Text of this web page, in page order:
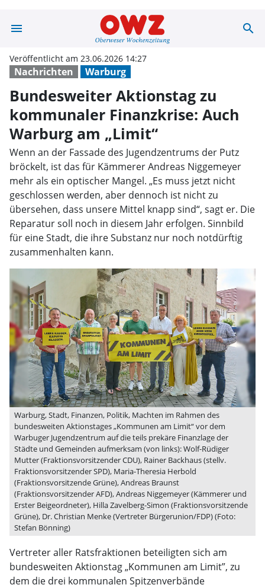
menu Bundesweitersearch
Nachrichten Warburg
Veröffentlicht am 23.06.2026 14:27
Bundesweiter Aktionstag zu
kommunaler Finanzkrise: Auch
Warburg am „Limit“
Wenn an der Fassade des Jugendzentrums der Putz
bröckelt, ist das für Kämmerer Andreas Niggemeyer
mehr als ein optischer Mangel. „Es muss jetzt nicht
geschlossen werden, aber dennoch ist nicht zu
übersehen, dass unsere Mittel knapp sind“, sagt er. Die
Reparatur soll noch in diesem Jahr erfolgen. Sinnbild
für eine Stadt, die ihre Substanz nur noch notdürftig
zusammenhalten kann.
Warburg, Stadt, Finanzen, Politik, Machten im Rahmen des
bundesweiten Aktionstages „Kommunen am Limit“ vor dem
Warbuger Jugendzentrum auf die teils prekäre Finanzlage der
Städte und Gemeinden aufmerksam (von links): Wolf-Rüdiger
Mutter (Fraktionsvorsitzender CDU), Rainer Backhaus (stellv.
Fraktionsvorsitzender SPD), Maria-Theresia Herbold
(Fraktionsvorsitzende Grüne), Andreas Braunst
(Fraktionsvorsitzender AFD), Andreas Niggemeyer (Kämmerer und
Erster Beigeordneter), Hilla Zavelberg-Simon (Fraktionsvorsitzende
Grüne), Dr. Christian Menke (Vertreter Bürgerunion/FDP) (Foto:
Stefan Bönning)
Vertreter aller Ratsfraktionen beteiligten sich am
bundesweiten Aktionstag „Kommunen am Limit”, zu
dem die drei kommunalen Spitzenverbände